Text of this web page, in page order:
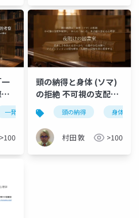
一発逆転志向 報酬予測誤差
>100
頭の納得と身体 (ソマ)
の拒絶 不可視の支配を
解体し自らの「赤い
糸」を手繰り寄せる心
理学
頭の納得 身体の拒
村田 敦 >100